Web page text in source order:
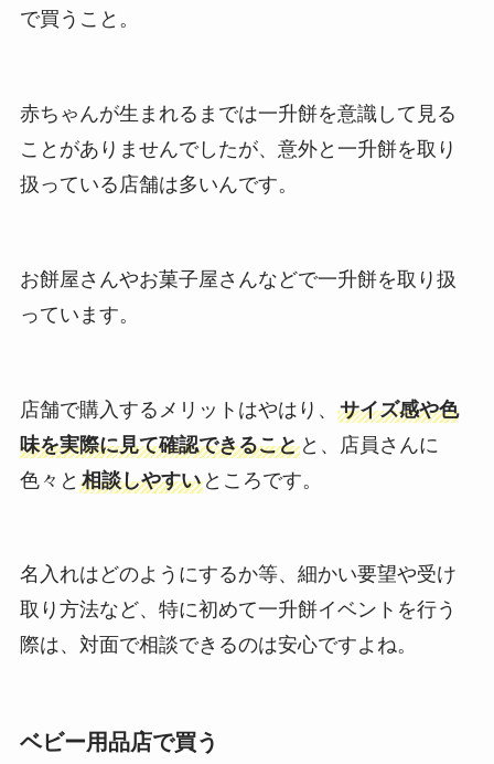
で買うこと。
赤ちゃんが生まれるまでは一升餅を意識して見る
ことがありませんでしたが、意外と一升餅を取り
扱っている店舗は多いんです。
お餅屋さんやお菓子屋さんなどで一升餅を取り扱
っています。
店舗で購入するメリットはやはり、 サイズ感や色
味を実際に見て確認できることと、店員さんに
色々と 相談しやすいところです。
名入れはどのようにするか等、細かい要望や受け
取り方法など、特に初めて一升餅イベントを行う
際は、対面で相談できるのは安心ですよね。
ベビー用品店で買う